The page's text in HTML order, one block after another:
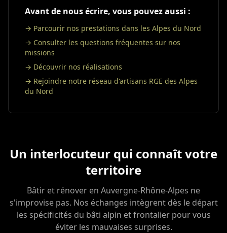
Avant de nous écrire, vous pouvez aussi :
→ Parcourir nos prestations dans les Alpes du Nord
→ Consulter les questions fréquentes sur nos
missions
→ Découvrir nos réalisations
→ Rejoindre notre réseau d'artisans RGE des Alpes
du Nord
Un interlocuteur qui connaît votre
territoire
Bâtir et rénover en Auvergne-Rhône-Alpes ne
s'improvise pas. Nos échanges intègrent dès le départ
les spécificités du bâti alpin et frontalier pour vous
éviter les mauvaises surprises.